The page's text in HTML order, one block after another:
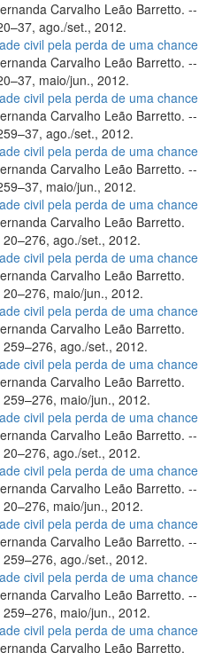
Carvalho Leão Barretto. --
ago./set., 2012.
civil pela perda de uma
Carvalho Leão Barretto. --
maio/jun., 2012.
civil pela perda de uma
Carvalho Leão Barretto. --
ago./set., 2012.
civil pela perda de uma
Carvalho Leão Barretto. --
maio/jun., 2012.
civil pela perda de uma
Carvalho Leão Barretto.
ago./set., 2012.
civil pela perda de uma
Carvalho Leão Barretto.
maio/jun., 2012.
civil pela perda de uma
Carvalho Leão Barretto.
ago./set., 2012.
civil pela perda de uma
Carvalho Leão Barretto.
maio/jun., 2012.
civil pela perda de uma
Carvalho Leão Barretto. --
ago./set., 2012.
civil pela perda de uma
Carvalho Leão Barretto. --
maio/jun., 2012.
civil pela perda de uma
Carvalho Leão Barretto. --
ago./set., 2012.
civil pela perda de uma
Carvalho Leão Barretto. --
maio/jun., 2012.
civil pela perda de uma
Carvalho Leão Barretto.